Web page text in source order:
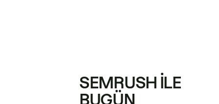
SEMRUSH ILE
BUGÜN